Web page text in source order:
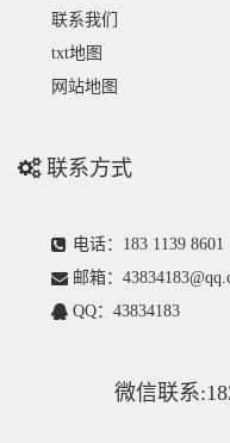
联系我们
txt地图
网站地图
联系方式
电话：183 1139 8601
邮箱：
QQ：43834183
微信联系